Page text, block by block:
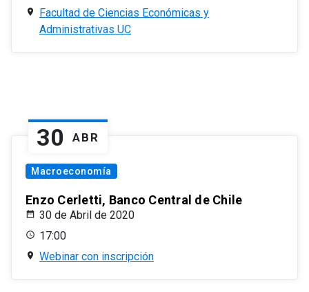
Facultad de Ciencias Económicas y
Administrativas UC
30 ABR
Macroeconomía
Enzo Cerletti, Banco Central de Chile
30 de Abril de 2020
17:00
Webinar con inscripción